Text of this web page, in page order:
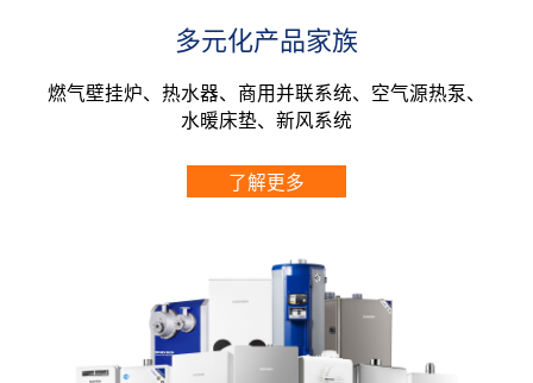
多元化产品家族
燃气壁挂炉、热水器、商用并联系统、空气源热泵、
水暖床垫、新风系统
了解更多